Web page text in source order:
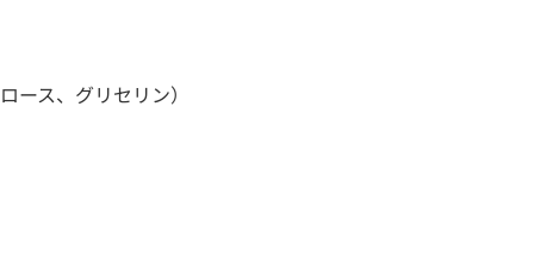
ス、グリセリン）